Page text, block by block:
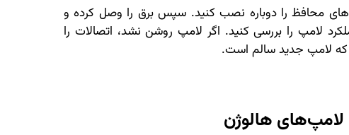
محافظ را دوباره نصب کنید. سپس برق را وصل کرده و
لامپ را بررسی کنید. اگر لامپ روشن نشد، اتصالات را
که لامپ جدید سالم است.
لامپ‌های هالوژن